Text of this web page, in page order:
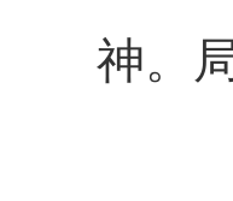
神。